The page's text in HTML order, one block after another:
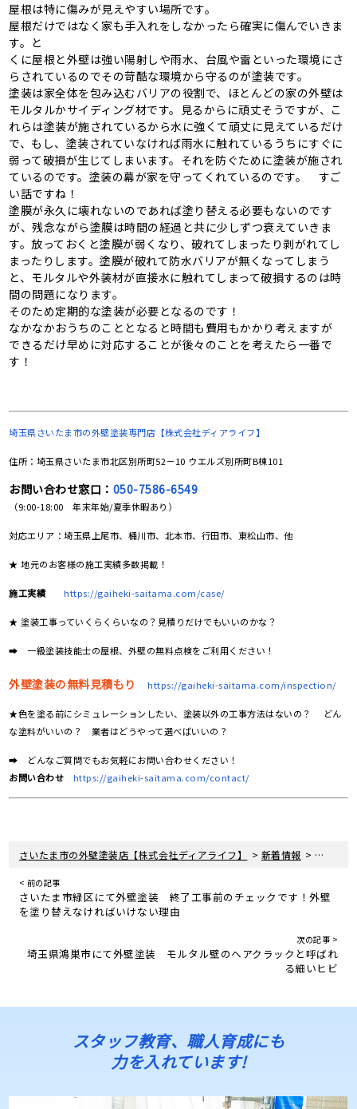
屋根は特に傷みが見えやすい場所です。
屋根だけではなく家も手入れをしなかったら確実に傷んでいきま
す。と
くに屋根と外壁は強い陽射しや雨水、台風や雷といった環境にさ
らされているのでその苛酷な環境から守るのが塗装です。
塗装は家全体を包み込むバリアの役割で、ほとんどの家の外壁は
モルタルかサイディング材です。見るからに頑丈そうですが、こ
れらは塗装が施されているから水に強くて頑丈に見えているだけ
で、もし、塗装されていなければ雨水に触れているうちにすぐに
弱って破損が生じてしまいます。それを防ぐために塗装が施され
ているのです。塗装の幕が家を守ってくれているのです。 すご
い話ですね！
塗膜が永久に壊れないのであれば塗り替える必要もないのです
が、残念ながら塗膜は時間の経過と共に少しずつ衰えていきま
す。放っておくと塗膜が弱くなり、破れてしまったり剥がれてし
まったりします。塗膜が破れて防水バリアが無くなってしまう
と、モルタルや外装材が直接水に触れてしまって破損するのは時
間の問題になります。
そのため定期的な塗装が必要となるのです！
なかなかおうちのこととなると時間も費用もかかり考えますが
できるだけ早めに対応することが後々のことを考えたら一番で
す！
埼玉県さいたま市の外壁塗装専門店【株式会社ディアライフ】
住所：埼玉県さいたま市北区別所町52－10 ウエルズ別所町B棟101
お問い合わせ窓口： 050-7586-6549
（9:00-18:00 年末年始/夏季休暇あり）
対応エリア：埼玉県上尾市、桶川市、北本市、行田市、東松山市、他
★ 地元のお客様の施工実績多数掲載！
施工実績 https://gaiheki-saitama.com/case/
★ 塗装工事っていくらくらいなの？見積りだけでもいいのかな？
➡ 一級塗装技能士の屋根、外壁の無料点検をご利用ください！
外壁塗装の無料見積もり https://gaiheki-saitama.com/inspection/
★色を塗る前にシミュレーションしたい、塗装以外の工事方法はないの？ どん
な塗料がいいの？ 業者はどうやって選べばいいの？
➡ どんなご質問でもお気軽にお問い合わせください！
お問い合わせ
https://gaiheki-saitama.com/contact/
さいたま市の外壁塗装店【株式会社ディアライフ】 > 新着情報 > 埼玉県
< 前の記事
さいたま市緑区にて外壁塗装 終了工事前のチェックです！外壁
を塗り替えなければいけない理由
次の記事 >
埼玉県鴻巣市にて外壁塗装 モルタル壁のヘアクラックと呼ばれ
る細いヒビ
スタッフ教育、職人育成にも
力を入れています!